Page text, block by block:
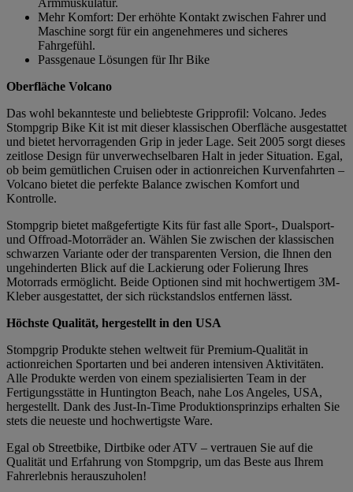
Armmuskulatur.
Mehr Komfort: Der erhöhte Kontakt zwischen Fahrer und
Maschine sorgt für ein angenehmeres und sicheres
Fahrgefühl.
Passgenaue Lösungen für Ihr Bike
Oberfläche Volcano
Das wohl bekannteste und beliebteste Gripprofil: Volcano. Jedes
Stompgrip Bike Kit ist mit dieser klassischen Oberfläche ausgestattet
und bietet hervorragenden Grip in jeder Lage. Seit 2005 sorgt dieses
zeitlose Design für unverwechselbaren Halt in jeder Situation. Egal,
ob beim gemütlichen Cruisen oder in actionreichen Kurvenfahrten –
Volcano bietet die perfekte Balance zwischen Komfort und
Kontrolle.
Stompgrip bietet maßgefertigte Kits für fast alle Sport-, Dualsport-
und Offroad-Motorräder an. Wählen Sie zwischen der klassischen
schwarzen Variante oder der transparenten Version, die Ihnen den
ungehinderten Blick auf die Lackierung oder Folierung Ihres
Motorrads ermöglicht. Beide Optionen sind mit hochwertigem 3M-
Kleber ausgestattet, der sich rückstandslos entfernen lässt.
Höchste Qualität, hergestellt in den USA
Stompgrip Produkte stehen weltweit für Premium-Qualität in
actionreichen Sportarten und bei anderen intensiven Aktivitäten.
Alle Produkte werden von einem spezialisierten Team in der
Fertigungsstätte in Huntington Beach, nahe Los Angeles, USA,
hergestellt. Dank des Just-In-Time Produktionsprinzips erhalten Sie
stets die neueste und hochwertigste Ware.
Egal ob Streetbike, Dirtbike oder ATV – vertrauen Sie auf die
Qualität und Erfahrung von Stompgrip, um das Beste aus Ihrem
Fahrerlebnis herauszuholen!